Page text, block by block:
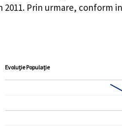
2011. Prin urmare, conform
Evoluție Populație